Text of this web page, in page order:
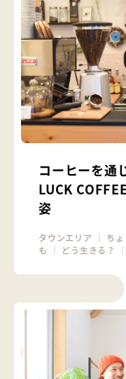
コーヒーを通
LUCK
姿
タウンエリア ｜ ち
も
｜ どう生きる？